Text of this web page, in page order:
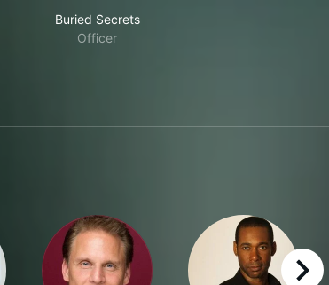
Buried Secrets
Officer
right